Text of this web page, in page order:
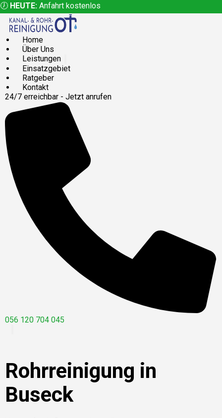
🕖 HEUTE: Anfahrt kostenlos
Home
Über Uns
Leistungen
Einsatzgebiet
Ratgeber
Kontakt
24/7 erreichbar - Jetzt anrufen
056 120 704 045
Rohrreinigung in
Buseck